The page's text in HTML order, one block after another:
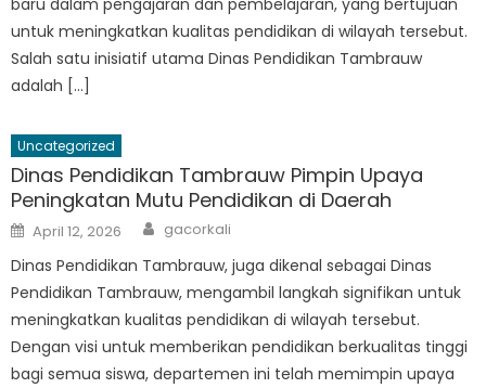
untuk meningkatkan kualitas pendidikan di wilayah tersebut.
Salah satu inisiatif utama Dinas Pendidikan Tambrauw
adalah […]
Uncategorized
Dinas Pendidikan Tambrauw Pimpin Upaya
Peningkatan Mutu Pendidikan di Daerah
Posted
on
April 12, 2026 Author
gacorkali
Dinas Pendidikan Tambrauw, juga dikenal sebagai Dinas
Pendidikan Tambrauw, mengambil langkah signifikan untuk
meningkatkan kualitas pendidikan di wilayah tersebut.
Dengan visi untuk memberikan pendidikan berkualitas tinggi
bagi semua siswa, departemen ini telah memimpin upaya